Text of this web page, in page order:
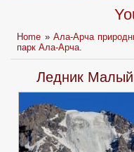
Home » Ала-Арча
парк Ала-Арча.
Ледник